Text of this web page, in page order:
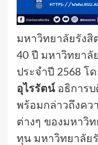
มหาวิทยาลัยรังสิ
40 ปี มหาวิทยา
ประจำปี 2568 โ
อุไรรัตน์อธิการบ
พร้อมกล่าวถึงค
ต่างๆ ของมหาวิ
ทุน มหาวิทยาลัย